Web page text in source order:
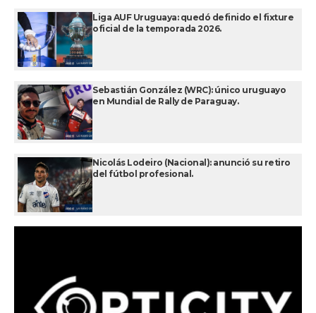
Liga AUF Uruguaya: quedó definido el fixture
oficial de la temporada 2026.
Sebastián González (WRC): único uruguayo
en Mundial de Rally de Paraguay.
Nicolás Lodeiro (Nacional): anunció su retiro
del fútbol profesional.